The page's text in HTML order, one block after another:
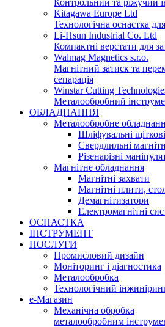
Контрольний та ріжучий
Kitagawa Europe Ltd
Технологічна оснастка
Li-Hsun Industrial Co. Ltd
Компактні верстати для
Walmag Magnetics s.r.o.
Магнітний затиск та
сепарація
Winstar Cutting
Металообробний
ОБЛАДНАННЯ
Металообробне
Шліфувальні
Свердлильні
Різенарізні
Магнітне обладнання
Магнітні захвати
Магнітні плити,
Демагнітизатори
Електромагнітні
ОСНАСТКА
ІНСТРУМЕНТ
ПОСЛУГИ
Промисловий дизайн
Моніторинг і діагностика
Металообробка
Технологічний
е-Магазин
Механічна обробка
металообробним